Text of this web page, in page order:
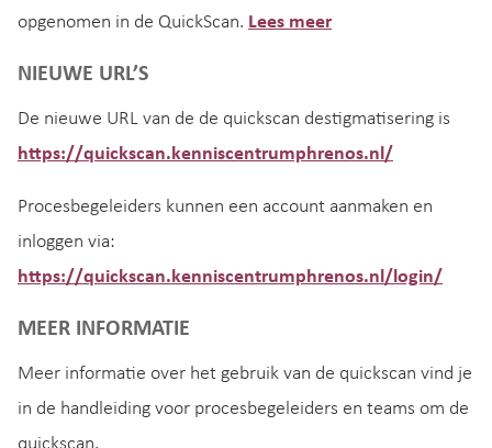
opgenomen in de QuickScan. Lees meer
NIEUWE URL’S
De nieuwe URL van de de quickscan destigmatisering is
https://quickscan.kenniscentrumphrenos.nl/
Procesbegeleiders kunnen een account aanmaken en
inloggen via:
https://quickscan.kenniscentrumphrenos.nl/login/
MEER INFORMATIE
Meer informatie over het gebruik van de quickscan vind je
in de handleiding voor procesbegeleiders en teams om de